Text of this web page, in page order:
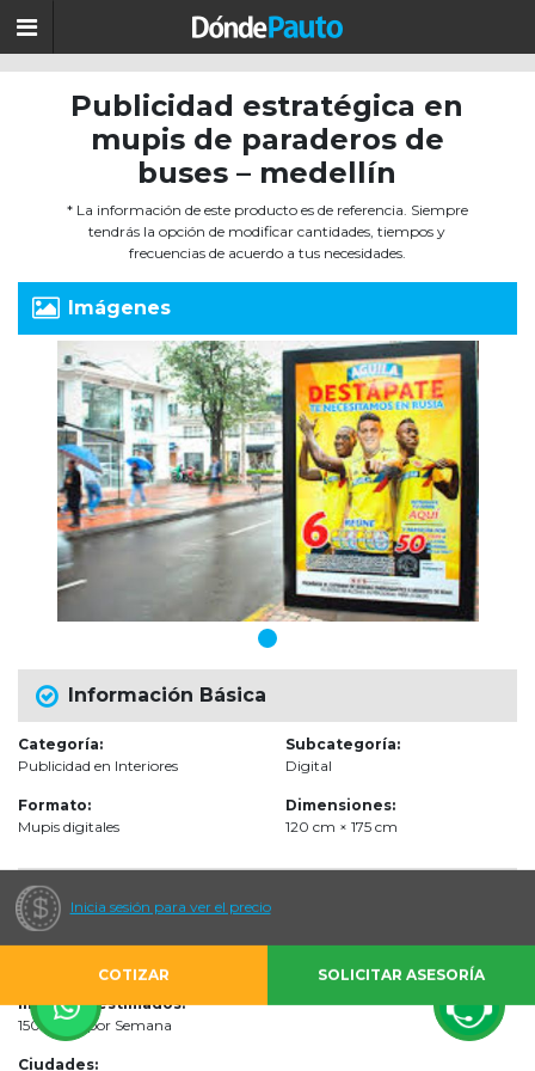
Publicidad estratégica en
mupis de paraderos de
buses – medellín
* La información de este producto es de referencia. Siempre
tendrás la opción de modificar cantidades, tiempos y
frecuencias de acuerdo a tus necesidades.
Imágenes
Información Básica
Categoría:
Publicidad en Interiores
Subcategoría:
Digital
Formato:
Mupis digitales
Dimensiones:
120 cm × 175 cm
Escenarios de impacto:
Sistema de Transporte Público Masivo
Impactos estimados:
1500000 por Semana
Ciudades:
Inicia sesión para ver el precio
COTIZAR SOLICITAR ASESORÍA